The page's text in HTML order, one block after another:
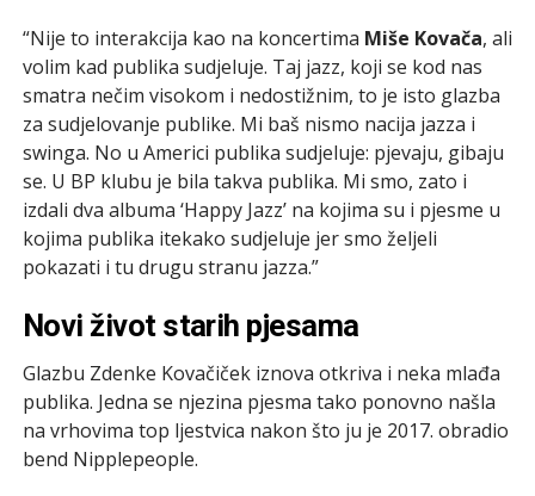
“Nije to interakcija kao na koncertima Miše Kovača, ali
volim kad publika sudjeluje. Taj jazz, koji se kod nas
smatra nečim visokom i nedostižnim, to je isto glazba
za sudjelovanje publike. Mi baš nismo nacija jazza i
swinga. No u Americi publika sudjeluje: pjevaju, gibaju
se. U BP klubu je bila takva publika. Mi smo, zato i
izdali dva albuma ‘Happy Jazz’ na kojima su i pjesme u
kojima publika itekako sudjeluje jer smo željeli
pokazati i tu drugu stranu jazza.”
Novi život starih pjesama
Glazbu Zdenke Kovačiček iznova otkriva i neka mlađa
publika. Jedna se njezina pjesma tako ponovno našla
na vrhovima top ljestvica nakon što ju je 2017. obradio
bend Nipplepeople.